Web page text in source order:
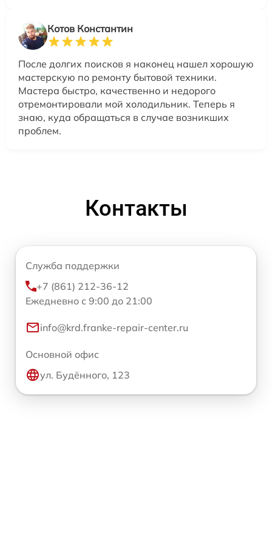
Котов Константин
После долгих поисков я наконец нашел хорошую
мастерскую по ремонту бытовой техники.
Мастера быстро, качественно и недорого
отремонтировали мой холодильник. Теперь я
знаю, куда обращаться в случае возникших
проблем.
Контакты
Служба поддержки
+7 (861) 212-36-12
Ежедневно с 9:00 до 21:00
info@krd.franke-repair-center.ru
Основной офис
ул. Будённого, 123